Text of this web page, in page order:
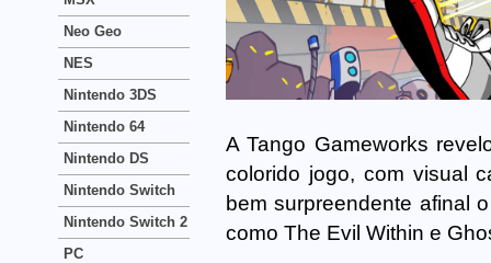
A Tango Gameworks
colorido jogo, com visual
bem surpreendente afinal
como The Evil Within e
Neo Geo
NES
Nintendo 3DS
Nintendo 64
Nintendo DS
Nintendo Switch
Nintendo Switch 2
PC